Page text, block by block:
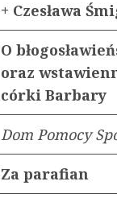
+ Czesława
O
oraz
córki Barbary
Dom Pomocy
Za parafian